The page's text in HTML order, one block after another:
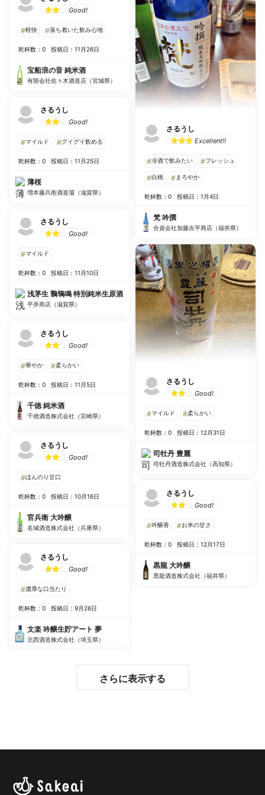
Good!
#軽快 #落ち着いた飲み心地
乾杯数：0 投稿日：11月26日
宝船浪の音 純米酒
有限会社佐々木酒造店（宮城県）
さるうし
Good!
#マイルド #グイグイ飲める
乾杯数：0 投稿日：11月25日
薄桜
増本藤兵衛酒造場（滋賀県）
さるうし
Good!
#マイルド
乾杯数：0 投稿日：11月10日
浅茅生 鶺鴒鳴 特別純米生原酒
平井商店（滋賀県）
さるうし
Good!
#華やか #柔らかい
乾杯数：0 投稿日：11月5日
千徳 純米酒
千徳酒造株式会社（宮崎県）
さるうし
Good!
#ほんのり甘口
乾杯数：0 投稿日：10月16日
官兵衛 大吟醸
名城酒造株式会社（兵庫県）
さるうし
Good!
#濃厚な口当たり
乾杯数：0 投稿日：9月26日
文楽 吟醸生貯アート 夢
北西酒造株式会社（埼玉県）
さるうし
Excellent!!
#冷酒で飲みたい #フレッシュ
#白桃 #まろやか
乾杯数：0 投稿日：1月4日
梵 吟撰
合資会社加藤吉平商店（福井県）
さるうし
Good!
#マイルド #柔らかい
乾杯数：0 投稿日：12月31日
司牡丹 豊麗
司牡丹酒造株式会社（高知県）
さるうし
Good!
#吟醸香 #お米の甘さ
乾杯数：0 投稿日：12月17日
黒龍 大吟醸
黒龍酒造株式会社（福井県）
さらに表示する